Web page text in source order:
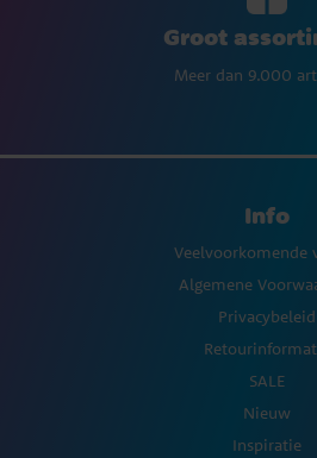
Groot
Meer dan 9.000
Info
Veelvoorkomende
Algemene
Privacybeleid
SALE
Nieuw
Inspiratie